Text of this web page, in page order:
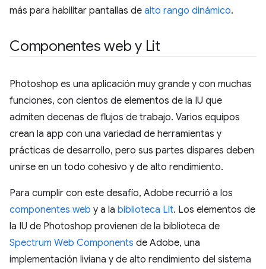
más para habilitar pantallas de alto rango dinámico.
Componentes web y Lit
Photoshop es una aplicación muy grande y con muchas
funciones, con cientos de elementos de la IU que
admiten decenas de flujos de trabajo. Varios equipos
crean la app con una variedad de herramientas y
prácticas de desarrollo, pero sus partes dispares deben
unirse en un todo cohesivo y de alto rendimiento.
Para cumplir con este desafío, Adobe recurrió a los
componentes web y a la biblioteca Lit. Los elementos de
la IU de Photoshop provienen de la biblioteca de
Spectrum Web Components de Adobe, una
implementación liviana y de alto rendimiento del sistema